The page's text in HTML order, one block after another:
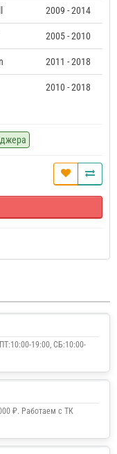
2009 - 2014
2005 - 2010
2011 - 2018
2010 - 2018
19:00, СБ:10:00-
₽. Работаем с ТК